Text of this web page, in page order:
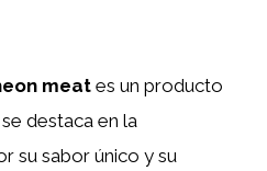
meat es un producto
destaca en la
su sabor único y su